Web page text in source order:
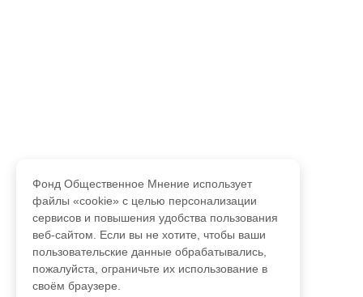
Фонд Общественное Мнение использует
файлы «cookie» с целью персонализации
сервисов и повышения удобства пользования
веб-сайтом. Если вы не хотите, чтобы ваши
пользовательские данные обрабатывались,
пожалуйста, ограничьте их использование в
своём браузере.